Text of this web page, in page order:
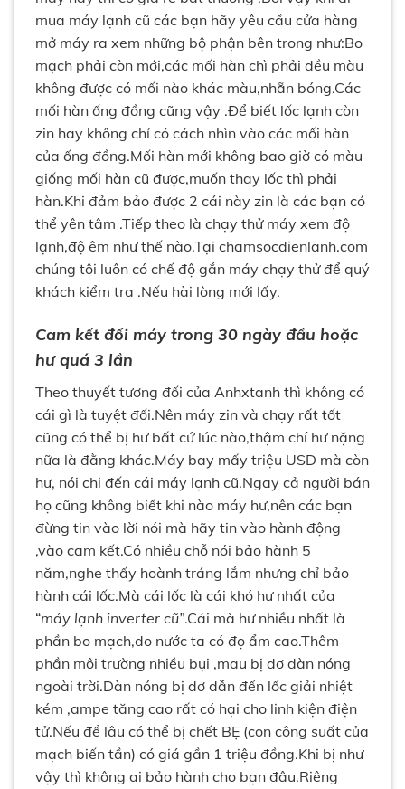
mua máy lạnh cũ các bạn hãy yêu cầu cửa hàng
mở máy ra xem những bộ phận bên trong như:Bo
mạch phải còn mới,các mối hàn chì phải đều màu
không được có mối nào khác màu,nhẵn bóng.Các
mối hàn ống đồng cũng vậy .Để biết lốc lạnh còn
zin hay không chỉ có cách nhìn vào các mối hàn
của ống đồng.Mối hàn mới không bao giờ có màu
giống mối hàn cũ được,muốn thay lốc thì phải
hàn.Khi đảm bảo được 2 cái này zin là các bạn có
thể yên tâm .Tiếp theo là chạy thử máy xem độ
lạnh,độ êm như thế nào.Tại chamsocdienlanh.com
chúng tôi luôn có chế độ gắn máy chạy thử để quý
khách kiểm tra .Nếu hài lòng mới lấy.
Cam kết đổi máy trong 30 ngày đầu hoặc
hư quá 3 lần
Theo thuyết tương đối của Anhxtanh thì không có
cái gì là tuyệt đối.Nên máy zin và chạy rất tốt
cũng có thể bị hư bất cứ lúc nào,thậm chí hư nặng
nữa là đằng khác.Máy bay mấy triệu USD mà còn
hư, nói chi đến cái máy lạnh cũ.Ngay cả người bán
họ cũng không biết khi nào máy hư,nên các bạn
đừng tin vào lời nói mà hãy tin vào hành động
,vào cam kết.Có nhiều chỗ nói bảo hành 5
năm,nghe thấy hoành tráng lắm nhưng chỉ bảo
hành cái lốc.Mà cái lốc là cái khó hư nhất của
“máy lạnh inverter cũ”.Cái mà hư nhiều nhất là
phần bo mạch,do nước ta có đọ ẩm cao.Thêm
phần môi trường nhiều bụi ,mau bị dơ dàn nóng
ngoài trời.Dàn nóng bị dơ dẫn đến lốc giải nhiệt
kém ,ampe tăng cao rất có hại cho linh kiện điện
tử.Nếu để lâu có thể bị chết BẸ (con công suất của
mạch biến tần) có giá gần 1 triệu đồng.Khi bị như
vậy thì không ai bảo hành cho bạn đâu.Riêng